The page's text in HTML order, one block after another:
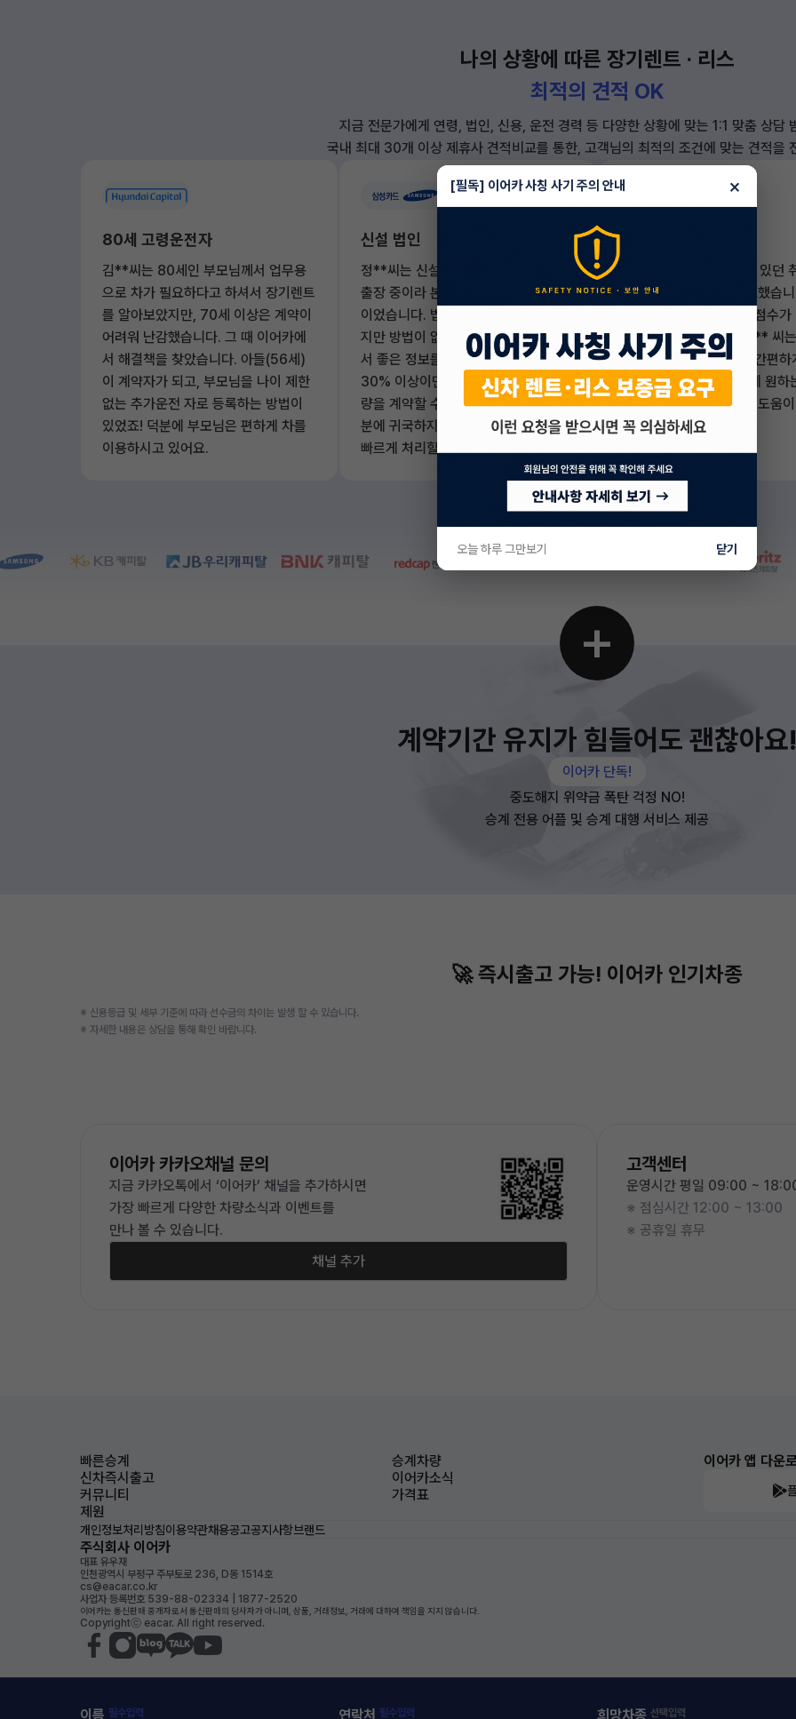
나의 상황에 따른 장기렌트 · 리스
최적의 견적 OK
지금 전문가에게 연령, 법인, 신용, 운전 경력 등 다양한 상황에 맞는 1:1 맞춤 상담
국내 최대 30개 이상 제휴사 견적비교를 통한, 고객님의 최적의 조건에 맞는 견적을
80세 고령운전자
김**씨는 80세인 부모님께서 업무용
으로 차가 필요하다고 하셔서 장기렌트
를 알아보았지만, 70세 이상은 계약이
어려워 난감했습니다. 그 때 이어카에
서 해결책을 찾았습니다. 아들(56세)
이 계약자가 되고, 부모님을 나이 제한
없는 추가운전 자로 등록하는 방법이
있었죠! 덕분에 부모님은 편하게 차를
이용하시고 있어요.
신설 법인
정**씨는 신설 법인의 대표인데, 해외
출장 중이라 본인 인증이 어려운 상황
이었습니다. 법인 차량은 급히 필요했
지만 방법이 없나 고민하다가 이어카에
서 좋은 정보를 얻었죠. 주주 지분
30% 이상이면 연대보증으로 법인 차
량을 계약할 수 있다는 내용입니다. 덕
분에 귀국하지 않고도 법인 장기렌트를
빠르게 처리할 수 있었습니다.
무직자(개인/일반)
한**씨는 새 직장을 찾고 있던
이었지만, 당장 차가 필요했습
직이라 걱정했지만 신용 점수
점 이상으로 괜찮았던 한** 씨
카를 통해 신한카드에서 간편하
을 받을 수 있었죠. 덕분에 원하
빠르게 이용하게 되어 큰 도움
습니 다.
+
계약기간 유지가 힘들어도 괜찮아요!
이어카 단독!
중도해지 위약금 폭탄 걱정 NO!
승계 전용 어플 및 승계 대행 서비스 제공
🚀 즉시출고 가능! 이어카 인기차종
※ 신용등급 및 세부 기준에 따라 선수금의 차이는 발생 할 수 있습니다.
※ 자세한 내용은 상담을 통해 확인 바랍니다.
이어카 카카오채널 문의
지금 카카오톡에서 ‘이어카’ 채널을 추가하시면
가장 빠르게 다양한 차량소식과 이벤트를
만나 볼 수 있습니다.
채널 추가
고객센터
운영시간 평일 09:00 ~
※ 점심시간 12:00 ~ 13:00
※ 공휴일 휴무
이름 필수입력 연락처 필수입력 희망차종 선택입력
빠른승계
승계차량
신차즉시출고
이어카소식
커뮤니티
가격표
제원
이어카 앱 다운
개인정보처리방침이용약관채용공고공지사항브랜드
주식회사 이어카
대표 유우재
인천광역시 부평구 주부토로 236, D동 1514호
cs@eacar.co.kr
사업자 등록번호 539-88-02334 | 1877-2520
이어카는 통신판매 중개자로서 통신판매의 당사자가 아니며, 상품, 거래정보, 거래에 대하여 책임을 지지 않습니다.
Copyrightⓒ eacar. All right reserved.
[필독] 이어카 사칭 사기 주의 안내 ×
오늘 하루 그만보기 닫기